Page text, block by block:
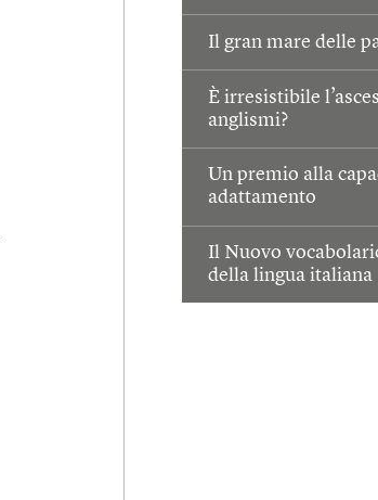
Il gran mare delle
È irresistibile
anglismi?
Un premio alla
adattamento
Il Nuovo
della lingua italiana